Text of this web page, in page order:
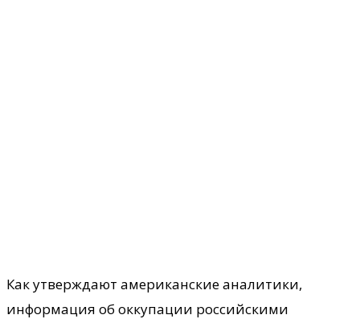
Как утверждают американские аналитики,
информация об оккупации российскими